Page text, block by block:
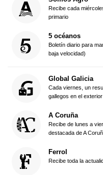
Recibe cada
primario
5 océanos
Boletín diario para
baja velocidad)
Global Galicia
Cada viernes, un
gallegos en el exterior
A Coruña
Recibe de lunes a
destacada de A
Ferrol
Recibe toda la